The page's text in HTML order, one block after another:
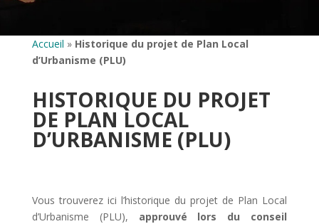
Accueil » Historique du projet de Plan Local
d’Urbanisme (PLU)
HISTORIQUE DU PROJET
DE PLAN LOCAL
D’URBANISME (PLU)
Vous trouverez ici l’historique du projet de Plan Local
d’Urbanisme (PLU), approuvé lors du conseil